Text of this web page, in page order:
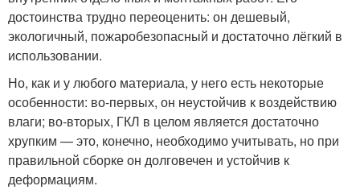
достоинства трудно переоценить: он дешевый,
экологичный, пожаробезопасный и достаточно лёгкий в
использовании.
Но, как и у любого материала, у него есть некоторые
особенности: во-первых, он неустойчив к воздействию
влаги; во-вторых, ГКЛ в целом является достаточно
хрупким — это, конечно, необходимо учитывать, но при
правильной сборке он долговечен и устойчив к
деформациям.